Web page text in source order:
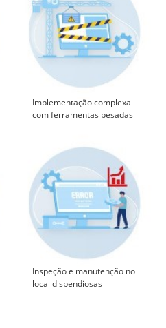
Implementação complexa
com ferramentas pesadas
Inspeção e manutenção no
local dispendiosas